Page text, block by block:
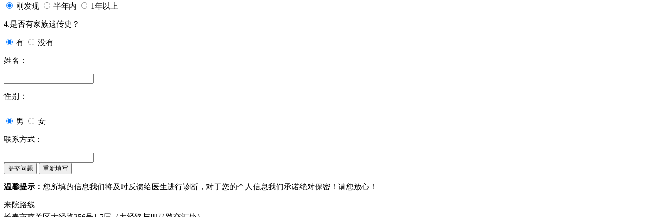
刚发现 半年内 1年以上
4.是否有家族遗传史？
有 没有
姓名：
性别：
男 女
联系方式：
温馨提示： 您所填的信息我们将及时反馈给医生进行诊断，对于您的个人信息我们承诺绝对保密！请您放心！
来院路线